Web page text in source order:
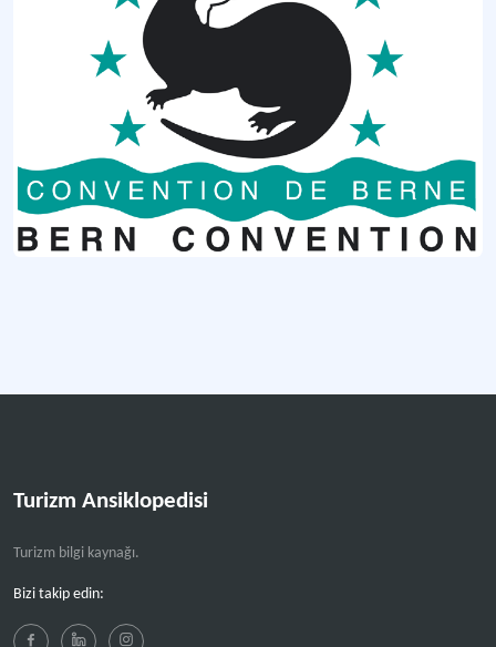
Tarım Orman Bakanlığı'na bağlı genel müdürlük.
Vahşi Yaşam (Yaban Hayatı) Turizmi
İnsanlarla yaban hayatını çeşitli karşılaşmalar yoluyla bir araya getiren bir
Viyana Sözleşmesi
Ozon tabakasını korumak için uluslararası işbirliği ve düzenlemeler sunan
Ramsar Sözleşmesi
Turizm Ansiklopedisi
Turizm bilgi kaynağı.
Bizi takip edin: